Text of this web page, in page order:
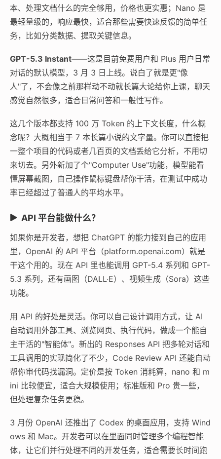
本、处理文档什么的完全够用，价格也更实惠；Nano 是
最轻量级的，响应最快，适合那些需要快速反馈的简单任
务，比如分类数据、提取关键信息。
GPT-5.3 Instant——这是目前免费用户和 Plus 用户日常
对话的默认模型，3 月 3 日上线。说白了就是更"像
人"了，不会像之前那样动不动就长篇大论给你上课，聊天
感觉自然很多，适合日常问答和一般性写作。
这几个版本都支持 100 万 Token 的上下文长度，什么概
念呢？大概相当于 7 本长篇小说的文字量。你可以直接把
一整个项目的代码或者几百页的文档丢给它分析，不用切
来切去。另外新加了个"Computer Use"功能，模型能看
懂屏幕截图，自己操作鼠标键盘帮你干活，在测试中成功
率已经超过了普通人的平均水平。
API 平台能做什么？
如果你是开发者，想把 ChatGPT 的能力接到自己的应用
里，OpenAI 的 API 平台（platform.openai.com）就是
干这个用的。现在 API 里也能调用 GPT-5.4 系列和 GPT-
5.3 系列，还有画图（DALL·E）、视频生成（Sora）这些
功能。
用 API 的好处是灵活。你可以自己设计调用方式，让 AI
自动调用外部工具、浏览网页、执行代码，做成一个能自
主干活的"智能体"。新出的 Responses API 把多轮对话和
工具调用的实现简化了不少，Code Review API 还能自动
帮你审代码找漏洞。定价是按 Token 消耗算，nano 和 m
ini 比较便宜，适合大规模使用；标准版和 Pro 贵一些，
但处理复杂任务更稳。
3 月份 OpenAI 还推出了 Codex 的桌面应用，支持 Wind
ows 和 Mac。开发者可以在里面同时管理多个编程智能
体，让它们并行处理不同的开发任务，适合需要长时间跑